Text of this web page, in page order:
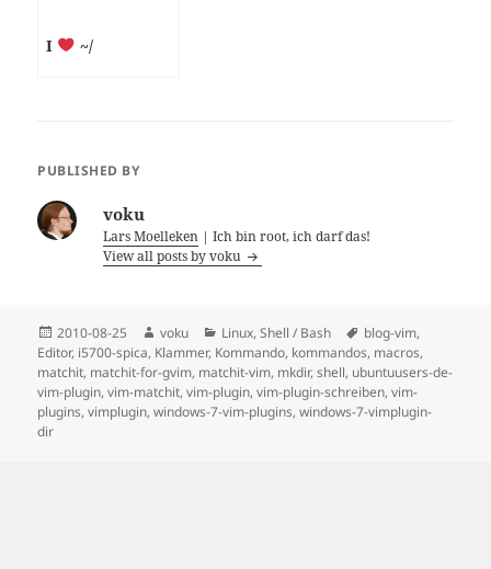
I ~/
PUBLISHED BY
voku
Lars Moelleken | Ich bin root, ich darf das!
View all posts by voku
Posted
on
2010-08-25 Author
voku Categories
Linux,Shell / Bash Tags
blog-vim,
Editor, i5700-spica, Klammer, Kommando, kommandos, macros,
matchit, matchit-for-gvim, matchit-vim, mkdir,shell, ubuntuusers-de-
vim-plugin,vim-matchit,vim-plugin,vim-plugin-schreiben,vim-
plugins,vimplugin,windows-7-vim-plugins,windows-7-vimplugin-
dir